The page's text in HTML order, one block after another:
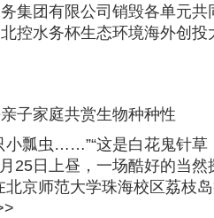
集团有限公司销毁各单元
控水务杯生态环境海外创投
子家庭共赏生物种种性
小瓢虫……”“这是白花鬼针草
25日上昼，一场酷好的当然
北京师范大学珠海校区荔枝